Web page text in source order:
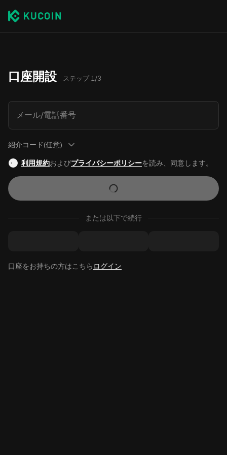
口座開設 ステップ 1/3
メール/電話番号
紹介コード(任意)
利用規約およびプライバシーポリシーを読み、同意します。
または以下で続行
口座をお持ちの方はこちら ログイン